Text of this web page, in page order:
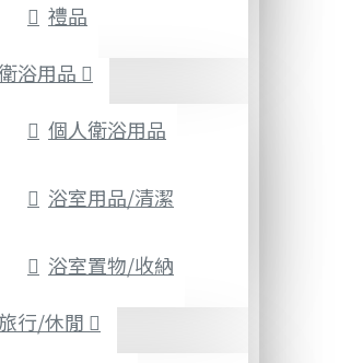
禮品
浴用品
個人衛浴用品
浴室用品/清潔
浴室置物/收納
行/休閒